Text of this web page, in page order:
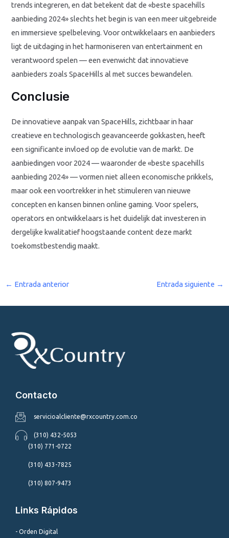
trends integreren, en dat betekent dat de «beste spacehills
aanbieding 2024» slechts het begin is van een meer uitgebreide
en immersieve spelbeleving. Voor ontwikkelaars en aanbieders
ligt de uitdaging in het harmoniseren van entertainment en
verantwoord spelen — een evenwicht dat innovatieve
aanbieders zoals SpaceHills al met succes bewandelen.
Conclusie
De innovatieve aanpak van SpaceHills, zichtbaar in haar
creatieve en technologisch geavanceerde gokkasten, heeft
een significante invloed op de evolutie van de markt. De
aanbiedingen voor 2024 — waaronder de «beste spacehills
aanbieding 2024» — vormen niet alleen economische prikkels,
maar ook een voortrekker in het stimuleren van nieuwe
concepten en kansen binnen online gaming. Voor spelers,
operators en ontwikkelaars is het duidelijk dat investeren in
dergelijke kwalitatief hoogstaande content deze markt
toekomstbestendig maakt.
← Entrada anterior Entrada siguiente →
Contacto
servicioalcliente@rxcountry.com.co
(310) 432-5053
(310) 771-0722
(310) 433-7825
(310) 807-9473
Links Rápidos
- Orden Digital